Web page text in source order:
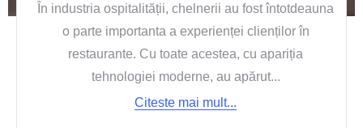
În industria ospitalității, chelnerii au fost întotdeauna
o parte importanta a experienței clienților în
restaurante. Cu toate acestea, cu apariția
tehnologiei moderne, au apărut...
Citeste mai mult...